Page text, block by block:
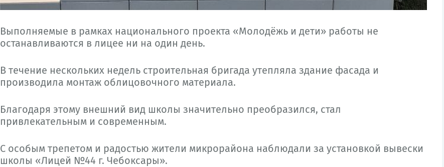
Выполняемые в рамках национального проекта «Молодёжь и дети» работы не
останавливаются в лицее ни на один день.
В течение нескольких недель строительная бригада утепляла здание фасада и
производила монтаж облицовочного материала.
Благодаря этому внешний вид школы значительно преобразился, стал
привлекательным и современным.
С особым трепетом и радостью жители микрорайона наблюдали за установкой вывески
школы «Лицей №44 г. Чебоксары».